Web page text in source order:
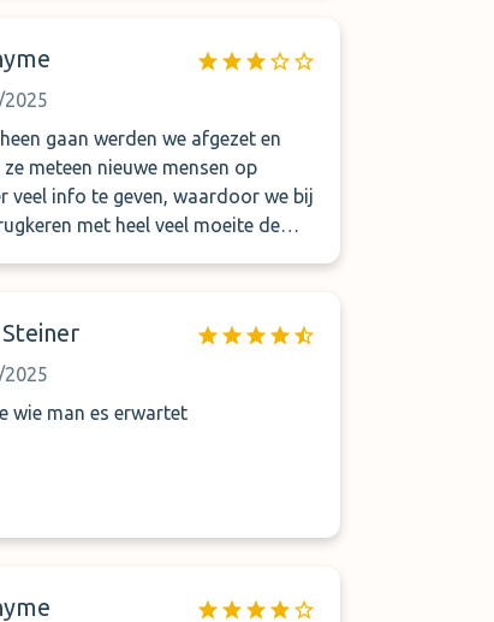
gaan werden we afgezet en
meteen nieuwe mensen op
veel info te geven, waardoor we bij
met heel veel moeite de
van de luchthaven met de exacte
van het oppikkpunt zou niet slecht
wie man es erwartet